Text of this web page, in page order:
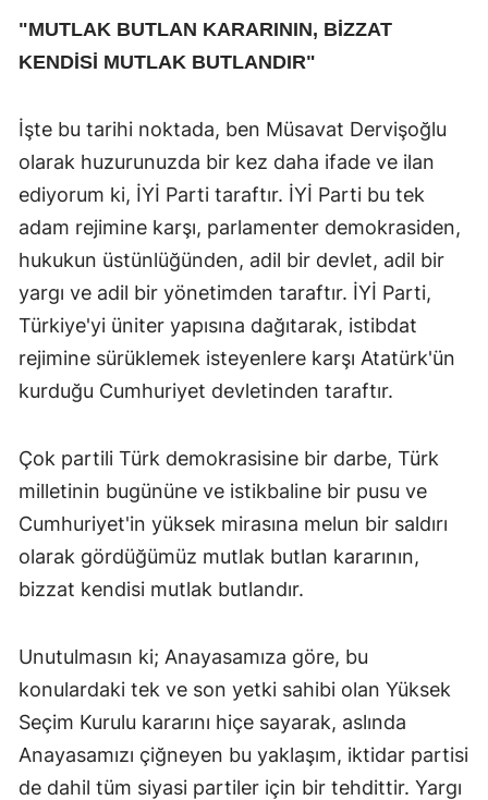
"MUTLAK BUTLAN KARARININ, BİZZAT
KENDİSİ MUTLAK BUTLANDIR"
İşte bu tarihi noktada, ben Müsavat Dervişoğlu
olarak huzurunuzda bir kez daha ifade ve ilan
ediyorum ki, İYİ Parti taraftır. İYİ Parti bu tek
adam rejimine karşı, parlamenter demokrasiden,
hukukun üstünlüğünden, adil bir devlet, adil bir
yargı ve adil bir yönetimden taraftır. İYİ Parti,
Türkiye'yi üniter yapısına dağıtarak, istibdat
rejimine sürüklemek isteyenlere karşı Atatürk'ün
kurduğu Cumhuriyet devletinden taraftır.
Çok partili Türk demokrasisine bir darbe, Türk
milletinin bugününe ve istikbaline bir pusu ve
Cumhuriyet'in yüksek mirasına melun bir saldırı
olarak gördüğümüz mutlak butlan kararının,
bizzat kendisi mutlak butlandır.
Unutulmasın ki; Anayasamıza göre, bu
konulardaki tek ve son yetki sahibi olan Yüksek
Seçim Kurulu kararını hiçe sayarak, aslında
Anayasamızı çiğneyen bu yaklaşım, iktidar partisi
de dahil tüm siyasi partiler için bir tehdittir. Yargı